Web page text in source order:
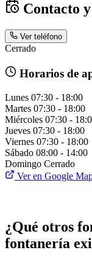
Contacto
Ver teléfono
Cerrado
Horarios de
Lunes 07:30 - 18:00
Martes 07:30 - 18:00
Miércoles 07:30 -
Jueves 07:30 - 18:00
Viernes 07:30 - 18:00
Sábado 08:00 - 14:00
Domingo Cerrado
Ver en Google
¿Qué otros
fontanería